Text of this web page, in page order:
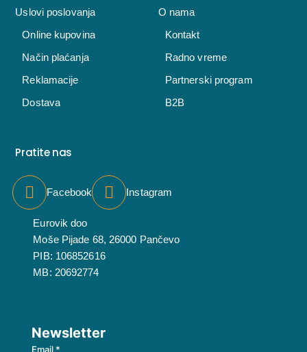
Uslovi poslovanja
Online kupovina
Način plaćanja
Reklamacije
Dostava
O nama
Kontakt
Radno vreme
Partnerski program
B2B
Pratite nas
Facebook Instagram
Eurovik doo
Moše Pijade 68, 26000 Pančevo
PIB: 106852616
MB: 20692774